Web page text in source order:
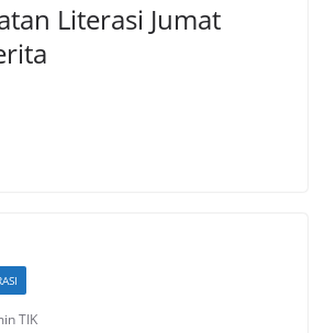
Literasi Jumat
TIK